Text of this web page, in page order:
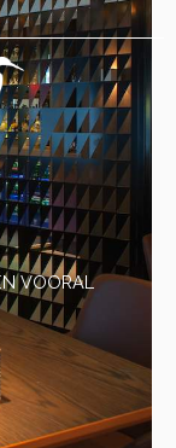
VOORAL